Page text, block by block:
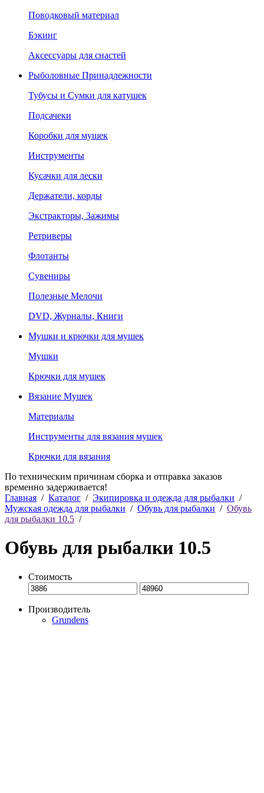
Поводковый материал
Бэкинг
Аксессуары для снастей
Рыболовные Принадлежности
Тубусы и Сумки для катушек
Подсачеки
Коробки для мушек
Инструменты
Кусачки для лески
Держатели, корды
Экстракторы, Зажимы
Ретриверы
Флотанты
Сувениры
Полезные Мелочи
DVD, Журналы, Книги
Мушки и крючки для мушек
Мушки
Крючки для мушек
Вязание Мушек
Материалы
Инструменты для вязания мушек
Крючки для вязания
По техническим причинам сборка и отправка заказов
временно задерживается!
Главная / Каталог / Экипировка и одежда для рыбалки /
Мужская одежда для рыбалки / Обувь для рыбалки / Обувь
для рыбалки 10.5 /
Обувь для рыбалки 10.5
Стоимость
Производитель
Grundens